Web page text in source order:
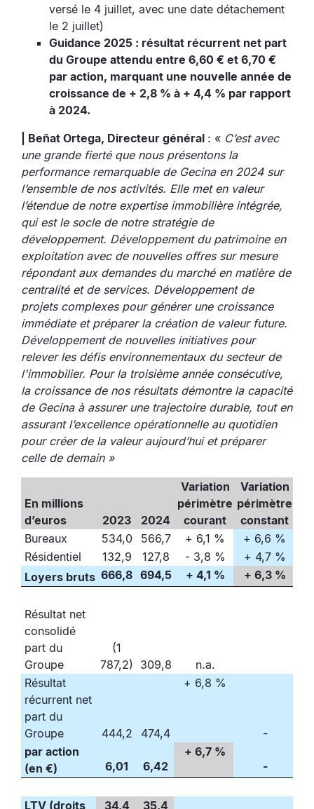
versé le 4 juillet, avec une date détachement
le 2 juillet)
Guidance 2025 : résultat récurrent net part
du Groupe attendu entre 6,60 € et 6,70 €
par action, marquant une nouvelle année de
croissance de + 2,8 % à + 4,4 % par rapport
à 2024.
| Beñat Ortega, Directeur général : « C’est avec
une grande fierté que nous présentons la
performance remarquable de Gecina en 2024 sur
l’ensemble de nos activités. Elle met en valeur
l’étendue de notre expertise immobilière intégrée,
qui est le socle de notre stratégie de
développement. Développement du patrimoine en
exploitation avec de nouvelles offres sur mesure
répondant aux demandes du marché en matière de
centralité et de services. Développement de
projets complexes pour générer une croissance
immédiate et préparer la création de valeur future.
Développement de nouvelles initiatives pour
relever les défis environnementaux du secteur de
l'immobilier. Pour la troisième année consécutive,
la croissance de nos résultats démontre la capacité
de Gecina à assurer une trajectoire durable, tout en
assurant l’excellence opérationnelle au quotidien
pour créer de la valeur aujourd’hui et préparer
celle de demain »
En millions
d’euros
2023 2024
Variation
périmètre
courant
Variation
périmètre
constant
Bureaux
534,0 566,7 + 6,1 %
+ 6,6 %
Résidentiel
132,9 127,8 - 3,8 %
+ 4,7 %
Loyers bruts 666,8 694,5 + 4,1 % + 6,3 %
Résultat net
consolidé
part du
Groupe
(1
787,2) 309,8
n.a.
Résultat
récurrent net
part du
Groupe
444,2 474,4
+ 6,8 %
-
par action
(en €)
6,01 6,42
+ 6,7 %
-
LTV (droits 34,4 35,4